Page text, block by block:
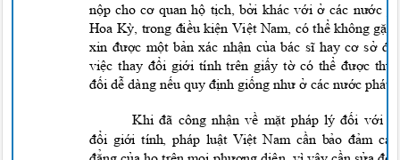
nộp cho cơ quan hộ tịch, bởi khác với ở các nước
Hoa Kỳ, trong điều kiện Việt Nam, có thể không
xin được một bản xác nhận của bác sĩ hay cơ sở
việc thay đổi giới tính trên giấy tờ có thể được
đối dễ dàng nếu quy định giống như ở các nước phát t
Khi đã công nhận về mặt pháp lyđối với
đổi giới tính, pháp luật Việt Nam cần bảo đảm